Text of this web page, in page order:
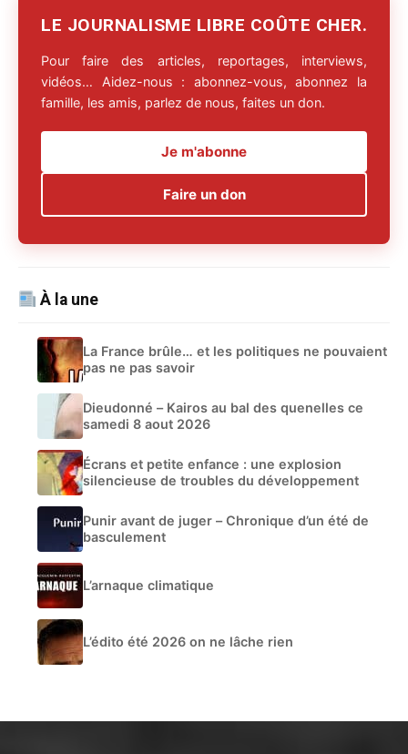
LE JOURNALISME LIBRE COÛTE CHER.
Pour faire des articles, reportages, interviews,
vidéos… Aidez-nous : abonnez-vous, abonnez la
famille, les amis, parlez de nous, faites un don.
Je m'abonne
Faire un don
À la une
La France brûle… et les politiques ne pouvaient
pas ne pas savoir
Dieudonné – Kairos au bal des quenelles ce
samedi 8 aout 2026
Écrans et petite enfance : une explosion
silencieuse de troubles du développement
Punir avant de juger – Chronique d’un été de
basculement
L’arnaque climatique
L’édito été 2026 on ne lâche rien